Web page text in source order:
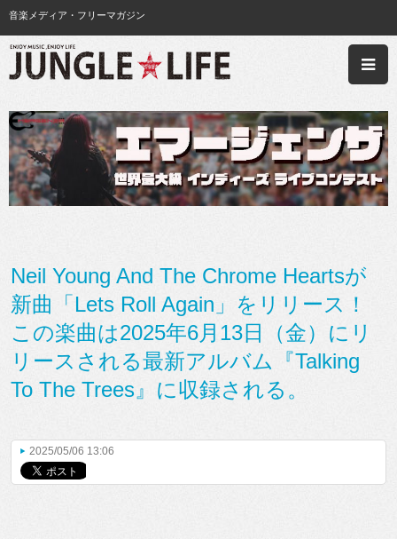
音楽メディア・フリーマガジン
Neil Young And The Chrome Heartsが
新曲「Lets Roll Again」をリリース！
この楽曲は2025年6月13日（金）にリ
リースされる最新アルバム『Talking
To The Trees』に収録される。
2025/05/06 13:06